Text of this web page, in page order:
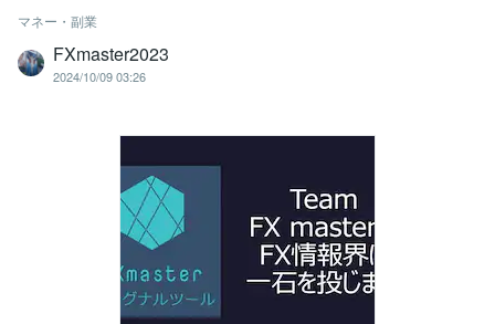
マネー・副業
FXmaster2023
2024/10/09 03:26